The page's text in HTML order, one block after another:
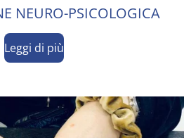
NEURO-PSICOLOGICA
Leggi di più